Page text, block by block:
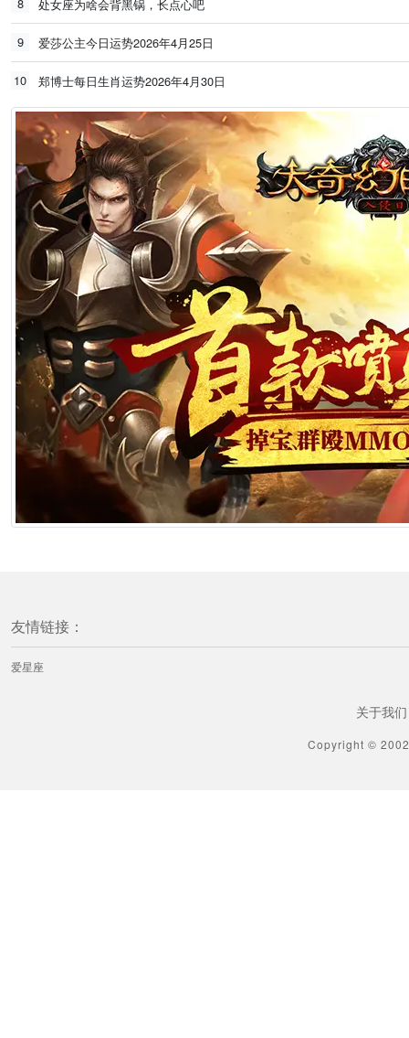
处女座为啥会背黑锅，长点心吧
9 爱莎公主今日运势2026年4月25日
10 郑博士每日生肖运势2026年4月30日
友情链接：
爱星座
关于我们
Copyright ©